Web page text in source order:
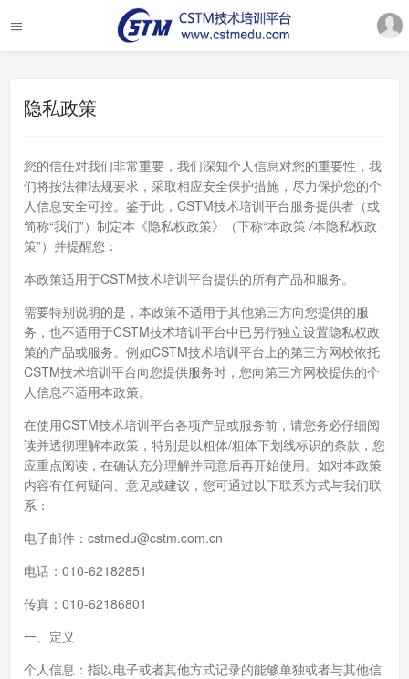
隐私政策
您的信任对我们非常重要，我们深知个人信息对您的重要性，我
们将按法律法规要求，采取相应安全保护措施，尽力保护您的个
人信息安全可控。鉴于此，CSTM技术培训平台服务提供者（或
简称“我们”）制定本《隐私权政策》（下称“本政策 /本隐私权政
策”）并提醒您：
本政策适用于CSTM技术培训平台提供的所有产品和服务。
需要特别说明的是，本政策不适用于其他第三方向您提供的服
务，也不适用于CSTM技术培训平台中已另行独立设置隐私权政
策的产品或服务。例如CSTM技术培训平台上的第三方网校依托
CSTM技术培训平台向您提供服务时，您向第三方网校提供的个
人信息不适用本政策。
在使用CSTM技术培训平台各项产品或服务前，请您务必仔细阅
读并透彻理解本政策，特别是以粗体/粗体下划线标识的条款，您
应重点阅读，在确认充分理解并同意后再开始使用。如对本政策
内容有任何疑问、意见或建议，您可通过以下联系方式与我们联
系：
电子邮件：cstmedu@cstm.com.cn
电话：010-62182851
传真：010-62186801
一、定义
个人信息：指以电子或者其他方式记录的能够单独或者与其他信